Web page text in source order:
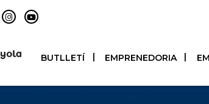
BUTLLETÍ EMPRENEDORIA